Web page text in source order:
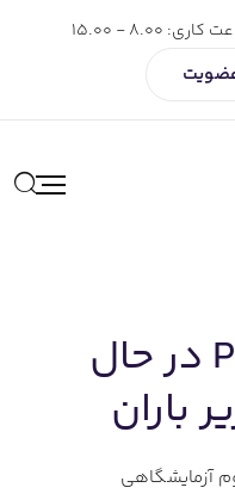
کاری:
قارچ های Puffball در حال
باران
آزمایشگاهی